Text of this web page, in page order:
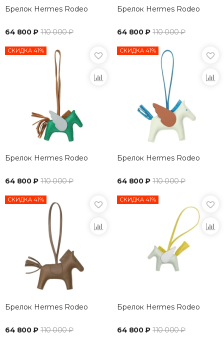
Брелок Hermes Rodeo
64 800 ₽ 110 000 ₽
Брелок Hermes Rodeo
64 800 ₽ 110 000 ₽
СКИДКА 41%
Брелок Hermes Rodeo
64 800 ₽ 110 000 ₽
СКИДКА 41%
Брелок Hermes Rodeo
64 800 ₽ 110 000 ₽
СКИДКА 41%
Брелок Hermes Rodeo
64 800 ₽ 110 000 ₽
СКИДКА 41%
Брелок Hermes Rodeo
64 800 ₽ 110 000 ₽